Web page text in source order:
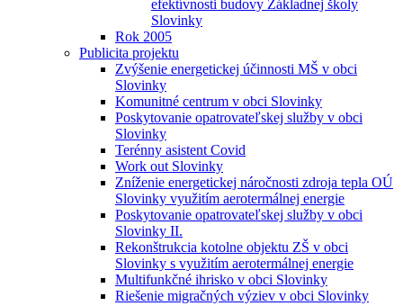
efektívnosti budovy Základnej školy
Slovinky
Rok 2005
Publicita projektu
Zvýšenie energetickej účinnosti MŠ v obci
Slovinky
Komunitné centrum v obci Slovinky
Poskytovanie opatrovateľskej služby v obci
Slovinky
Terénny asistent Covid
Work out Slovinky
Zníženie energetickej náročnosti zdroja tepla OÚ
Slovinky využitím aerotermálnej energie
Poskytovanie opatrovateľskej služby v obci
Slovinky II.
Rekonštrukcia kotolne objektu ZŠ v obci
Slovinky s využitím aerotermálnej energie
Multifunkčné ihrisko v obci Slovinky
Riešenie migračných výziev v obci Slovinky